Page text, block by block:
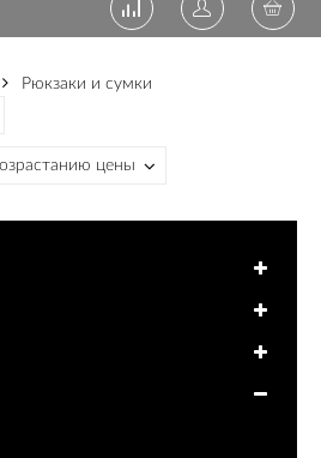
Рюкзаки и сумки